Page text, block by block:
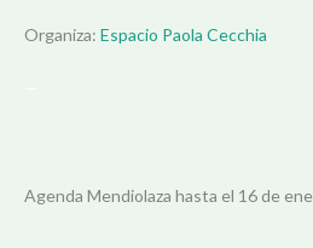
Organiza: Espacio Paola Cecchia
Agenda Mendiolaza hasta el 16 de